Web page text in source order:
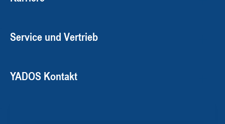
Service und Vertrieb
YADOS Kontakt